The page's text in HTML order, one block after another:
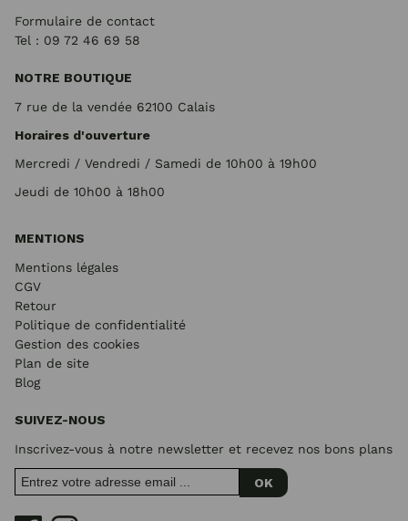
Formulaire de contact
Tel : 09 72 46 69 58
NOTRE BOUTIQUE
7 rue de la vendée 62100 Calais
Horaires d'ouverture
Mercredi / Vendredi / Samedi de 10h00 à 19h00
Jeudi de 10h00 à 18h00
MENTIONS
Mentions légales
CGV
Retour
Politique de confidentialité
Gestion des cookies
Plan de site
Blog
SUIVEZ-NOUS
Inscrivez-vous à notre newsletter et recevez nos bons plans
OK